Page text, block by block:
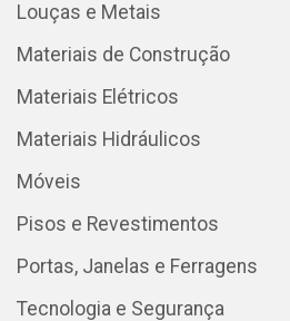
Louças e Metais
Materiais de Construção
Materiais Elétricos
Materiais Hidráulicos
Móveis
Pisos e Revestimentos
Portas, Janelas e Ferragens
Tecnologia e Segurança